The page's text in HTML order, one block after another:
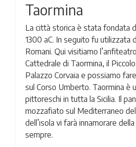
Taormina
La città storica è stata fondata
1300 aC. In seguito fu utilizzata
Romani. Qui visitiamo
Cattedrale di Taormina, il
Palazzo Corvaia e possiamo
sul Corso Umberto. Taormina è
pittoreschi in tutta la Sicilia. Il
mozzafiato sul Mediterraneo
dell’isola vi farà innamorare
sempre.